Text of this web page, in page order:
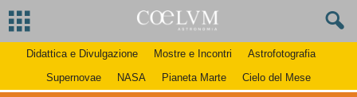
Didattica e Divulgazione Mostre e Incontri
Astrofotografia
Supernovae
NASA Pianeta Marte Cielo del Mese